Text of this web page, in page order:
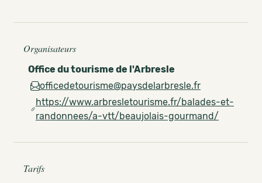
Organisateurs
Office du tourisme de l'Arbresle
officedetourisme@paysdelarbresle.fr
https://www.arbresletourisme.fr/balades-et-
randonnees/a-vtt/beaujolais-gourmand/
Tarifs